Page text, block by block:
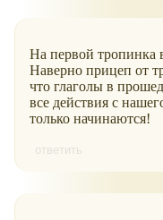
На первой тропинка
Наверно прицеп от
что глаголы в
все действия с
только начинаются!
ответить